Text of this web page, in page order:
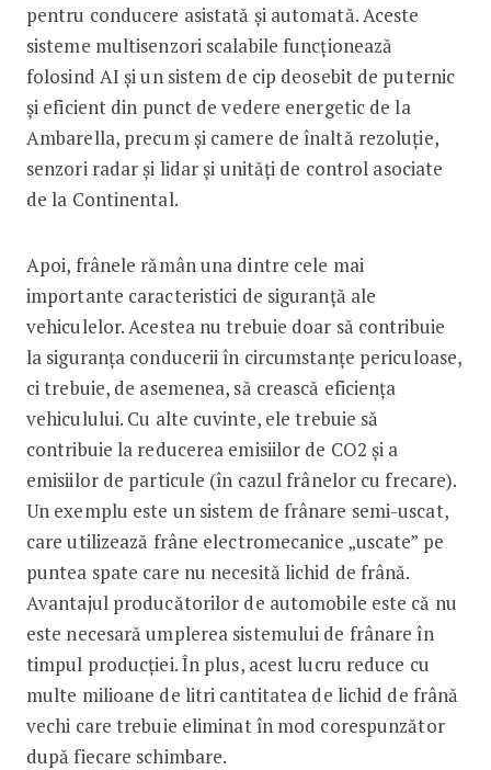
pentru conducere asistată și automată. Aceste
sisteme multisenzori scalabile funcționează
folosind AI și un sistem de cip deosebit de puternic
și eficient din punct de vedere energetic de la
Ambarella, precum și camere de înaltă rezoluție,
senzori radar și lidar și unități de control asociate
de la Continental.
Apoi, frânele rămân una dintre cele mai
importante caracteristici de siguranță ale
vehiculelor. Acestea nu trebuie doar să contribuie
la siguranța conducerii în circumstanțe periculoase,
ci trebuie, de asemenea, să crească eficiența
vehiculului. Cu alte cuvinte, ele trebuie să
contribuie la reducerea emisiilor de CO2 și a
emisiilor de particule (în cazul frânelor cu frecare).
Un exemplu este un sistem de frânare semi-uscat,
care utilizează frâne electromecanice „uscate” pe
puntea spate care nu necesită lichid de frână.
Avantajul producătorilor de automobile este că nu
este necesară umplerea sistemului de frânare în
timpul producției. În plus, acest lucru reduce cu
multe milioane de litri cantitatea de lichid de frână
vechi care trebuie eliminat în mod corespunzător
după fiecare schimbare.